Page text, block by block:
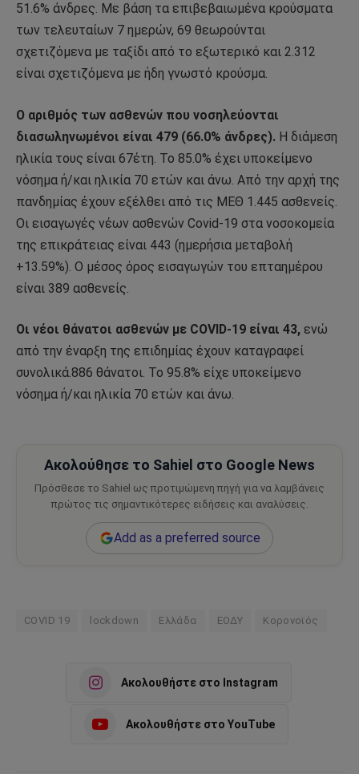
51.6% άνδρες. Με βάση τα επιβεβαιωμένα κρούσματα
των τελευταίων 7 ημερών, 69 θεωρούνται
σχετιζόμενα με ταξίδι από το εξωτερικό και 2.312
είναι σχετιζόμενα με ήδη γνωστό κρούσμα.
Ο αριθμός των ασθενών που νοσηλεύονται
διασωληνωμένοι είναι 479 (66.0% άνδρες). Η διάμεση
ηλικία τους είναι 67έτη. To 85.0% έχει υποκείμενο
νόσημα ή/και ηλικία 70 ετών και άνω. Από την αρχή της
πανδημίας έχουν εξέλθει από τις ΜΕΘ 1.445 ασθενείς.
Οι εισαγωγές νέων ασθενών Covid-19 στα νοσοκομεία
της επικράτειας είναι 443 (ημερήσια μεταβολή
+13.59%). Ο μέσος όρος εισαγωγών του επταημέρου
είναι 389 ασθενείς.
Οι νέοι θάνατοι ασθενών με COVID-19 είναι 43, ενώ
από την έναρξη της επιδημίας έχουν καταγραφεί
συνολικά.886 θάνατοι. Το 95.8% είχε υποκείμενο
νόσημα ή/και ηλικία 70 ετών και άνω.
Ακολούθησε το Sahiel στο Google News
Πρόσθεσε το Sahiel ως προτιμώμενη πηγή για να λαμβάνεις
πρώτος τις σημαντικότερες ειδήσεις και αναλύσεις.
Add as a preferred source
COVID 19 lockdown Ελλάδα ΕΟΔΥ Κορονοϊός
Ακολουθήστε στο Instagram
Ακολουθήστε στο YouTube